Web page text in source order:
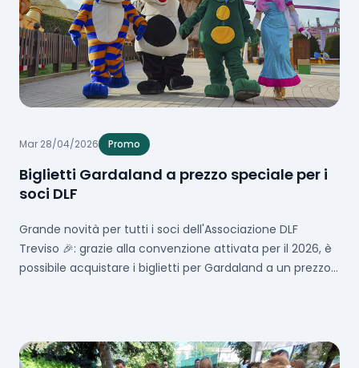
Mar 28/04/2026 Promo
Biglietti Gardaland a prezzo speciale per i
soci DLF
Grande novità per tutti i soci dell'Associazione DLF
Treviso 🎉: grazie alla convenzione attivata per il 2026, è
possibile acquistare i biglietti per Gardaland a un prezzo